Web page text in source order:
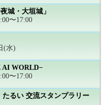
城・大垣城」
〜17:00
(水)
AI WORLD−
〜17:00
るい 交流スタンプラリー